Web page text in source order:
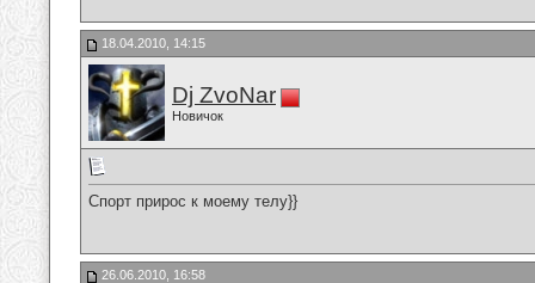
18.04.2010, 14:15
Dj ZvoNar
Новичок
Спорт прирос к моему телу}}
26.06.2010, 16:58